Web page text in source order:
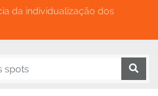
da individualização dos